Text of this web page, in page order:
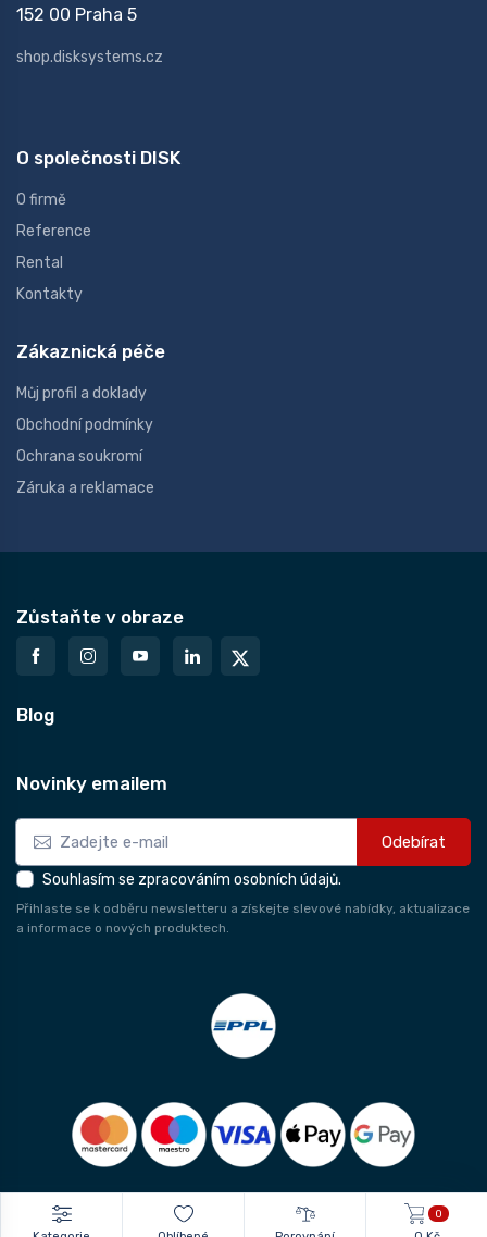
152 00 Praha 5
shop.disksystems.cz
O společnosti DISK
O firmě
Reference
Rental
Kontakty
Zákaznická péče
Můj profil a doklady
Obchodní podmínky
Ochrana soukromí
Záruka a reklamace
Zůstaňte v obraze
Blog
Novinky emailem
Odebírat
Souhlasím se zpracováním osobních údajů.
Přihlaste se k odběru newsletteru a získejte slevové nabídky, aktualizace
a informace o nových produktech.
0